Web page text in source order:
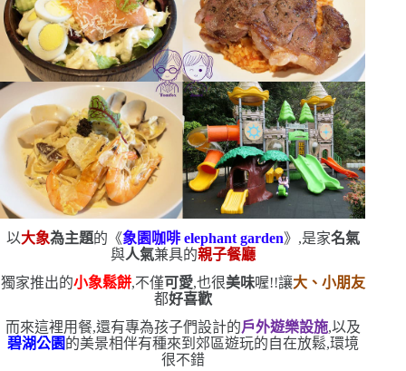
以大象為主題的《象園咖啡elephant garden》,是家名氣
與人氣兼具的親子餐廳
獨家推出的小象鬆餅,不僅可愛,也很美味喔!!讓大、小朋友
都好喜歡
而來這裡用餐,還有專為孩子們設計的戶外遊樂設施,以及
碧湖公園的美景相伴有種來到郊區遊玩的自在放鬆,環境
很不錯